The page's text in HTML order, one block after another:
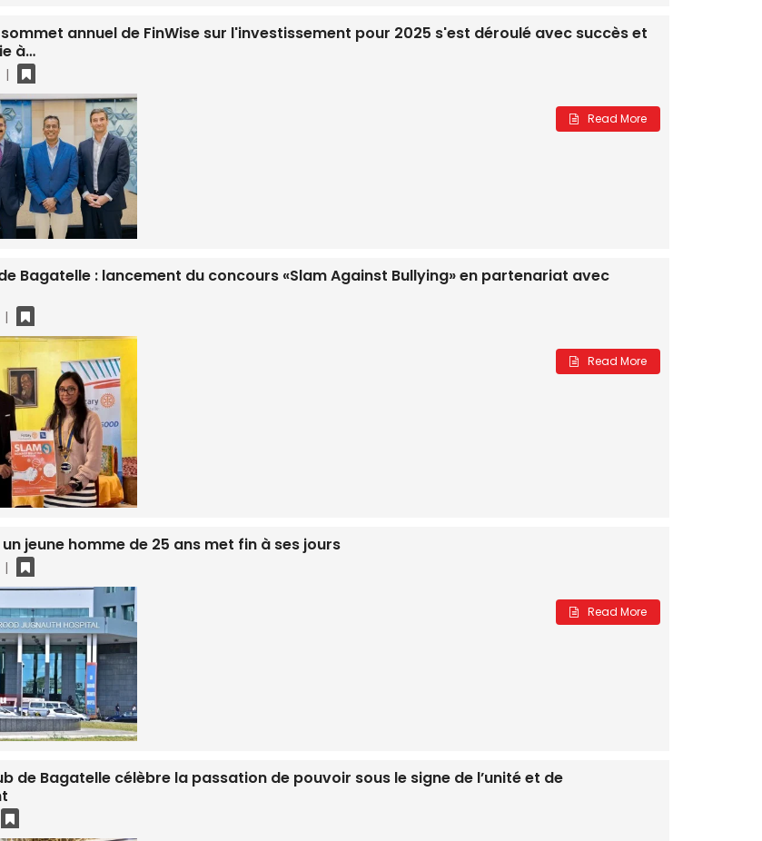
annuel de FinWise sur l'investissement pour 2025 s'est déroulé avec succès et
à…
|
Read More
Bagatelle : lancement du concours «Slam Against Bullying» en partenariat avec
|
Read More
jeune homme de 25 ans met fin à ses jours
|
Read More
de Bagatelle célèbre la passation de pouvoir sous le signe de l’unité et de